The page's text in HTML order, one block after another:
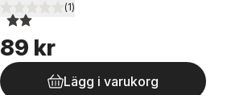
2,0utav 5 stjärnor. Totalt antal röster:
(1)
89 kr
Lägg i varukorg